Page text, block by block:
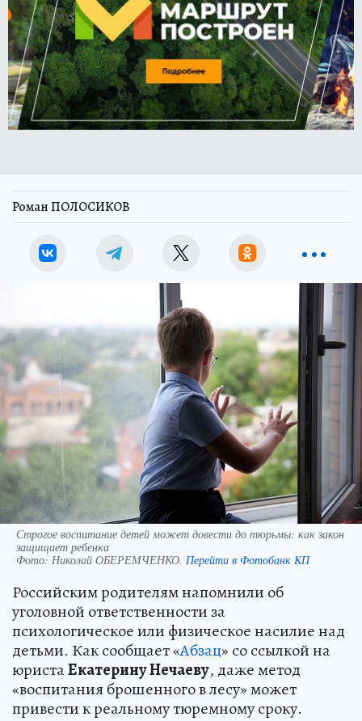
Роман ПОЛОСИКОВ
Строгое воспитание детей может довести до тюрьмы: как закон
защищает ребенка
Фото: Николай ОБЕРЕМЧЕНКО. Перейти в Фотобанк КП
Российским родителям напомнили об
уголовной ответственности за
психологическое или физическое насилие над
детьми. Как сообщает «Абзац» со ссылкой на
юристаЕкатерину Нечаеву, даже метод
«воспитания брошенного в лесу» может
привести к реальному тюремному сроку.